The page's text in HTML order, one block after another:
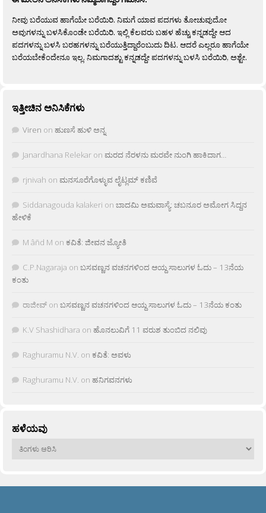
ನೀವು ಬರೆಯುವ ಹಾಗೆಯೇ ಬರೆಯಿರಿ. ನಿಮಗೆ ಯಾವ ಪದಗಳು ತೋಚುವುದೋ
ಅವುಗಳನ್ನು ಬಳಸಿಕೊಂಡೇ ಬರೆಯಿರಿ. ಇಲ್ಲಿ ಕೆಲವರು ಬಹಳ ಹೆಚ್ಚು ಕನ್ನಡದ್ದೇ ಆದ
ಪದಗಳನ್ನು ಬಳಸಿ ಬರಹಗಳನ್ನು ಬರೆಯುತ್ತಿದ್ದಾರೆಂಬುದು ದಿಟ. ಆದರೆ ಎಲ್ಲರೂ ಹಾಗೆಯೇ
ಬರೆಯಬೇಕೆಂದೇನೂ ಇಲ್ಲ. ನಿಮಗಾದಶ್ಟು ಕನ್ನಡದ್ದೇ ಪದಗಳನ್ನು ಬಳಸಿ ಬರೆಯಿರಿ, ಅಶ್ಟೇ.
ಇತ್ತೀಚಿನ ಅನಿಸಿಕೆಗಳು
Viren on ಹುಣಸೆ ಹುಳಿ ಅನ್ನ
Janardhana Relekar on ಮರದ ನೆರಳನು ಮರವೇ ನುಂಗಿ ಹಾಕಿದಾಗ…
rjnivah on ಮನಸೂರೆಗೊಳ್ಳುವ ಲೈಟ್ಲಮ್ ಕಣಿವೆ
Siddanagouda kalakeri on ಬಾದಮಿ ಅಮವಾಸ್ಯೆ: ಚಬನೂರ ಅಮೋಗ ಸಿದ್ದನ
ಹೇಳಿಕೆ
M âñd M on ಕವಿತೆ: ಜೀವನ ಜ್ಯೋತಿ
C.P.Nagaraja on ಬಸವಣ್ಣನ ವಚನಗಳಿಂದ ಆಯ್ದ ಸಾಲುಗಳ ಓದು – 13ನೆಯ
ಕಂತು
ರಾಜೀವ್ on ಬಸವಣ್ಣನ ವಚನಗಳಿಂದ ಆಯ್ದ ಸಾಲುಗಳ ಓದು – 13ನೆಯ ಕಂತು
K.V Shashidhara on ಹೊನಲುವಿಗೆ 11 ವರುಶ ತುಂಬಿದ ನಲಿವು
Raghuramu N.V. on ಕವಿತೆ: ಅವಳು
Raghuramu N.V. on ಹನಿಗವನಗಳು
ಹಳೆಯವು
ಹಳೆಯವು